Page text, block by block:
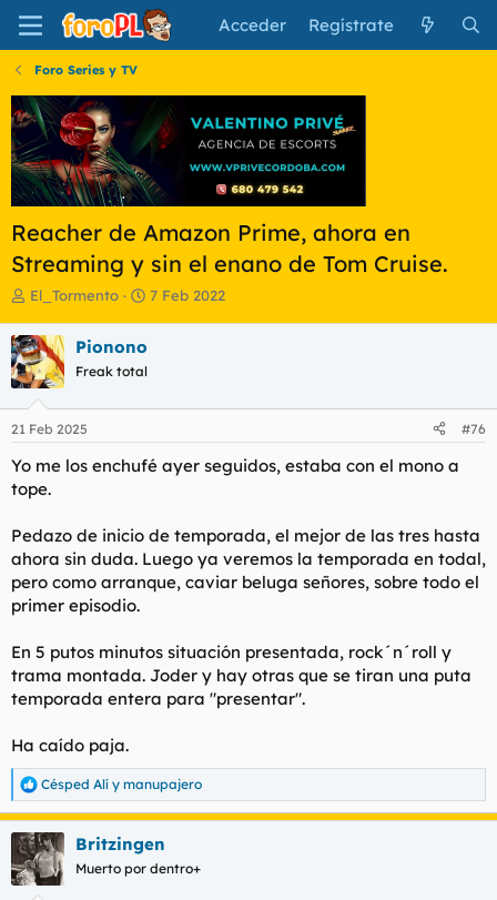
Acceder Regístrate
Foro Series y TV
Reacher de Amazon Prime, ahora en
Streaming y sin el enano de Tom Cruise.
I
i
c
i
a
d
o
d
e
t
e
a
El_Tormento
F
e
i
o
7 Feb 2022
Pionono
Freak total
21 Feb 2025 #76
Yo me los enchufé ayer seguidos, estaba con el mono a
tope.
Pedazo de inicio de temporada, el mejor de las tres hasta
ahora sin duda. Luego ya veremos la temporada en todal,
pero como arranque, caviar beluga señores, sobre todo el
primer episodio.
En 5 putos minutos situación presentada, rock´n´roll y
trama montada. Joder y hay otras que se tiran una puta
temporada entera para "presentar".
Ha caído paja.
R
e
a
c
c
i
Césped Alí y manupajero
Britzingen
Muerto por dentro+